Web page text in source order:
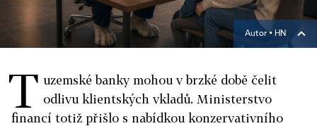
Autor ▪ HN
T uzemské banky mohou v brzké době čelit
odlivu klientských vkladů. Ministerstvo
financí totiž přišlo s nabídkou konzervativního